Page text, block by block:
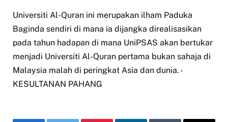
Universiti Al-Quran ini merupakan ilham Paduka
Baginda sendiri di mana ia dijangka direalisasikan
pada tahun hadapan di mana UniPSAS akan bertukar
menjadi Universiti Al-Quran pertama bukan sahaja di
Malaysia malah di peringkat Asia dan dunia. -
KESULTANAN PAHANG